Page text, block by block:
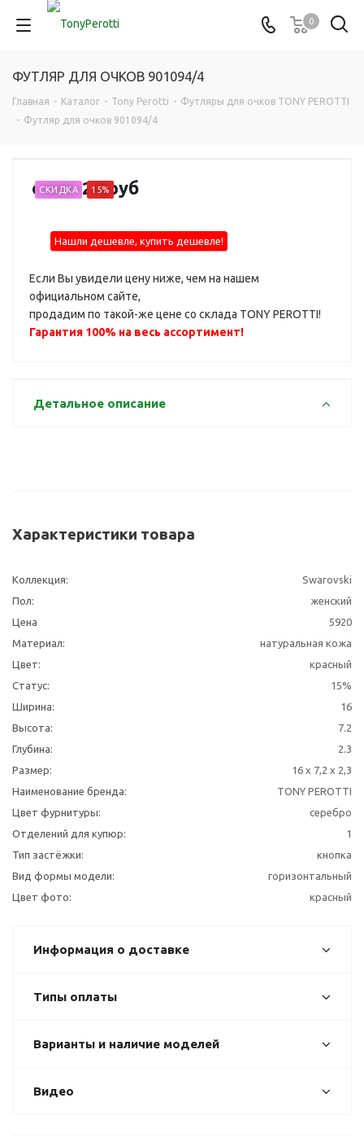
0
ФУТЛЯР ДЛЯ ОЧКОВ 901094/4
Главная - Каталог - Tony Perotti - Футляры для очков TONY PEROTTI
- Футляр для очков 901094/4
СКИДКА 15%
от6 020 руб
Нашли дешевле, купить дешевле!
Если Вы увидели цену ниже, чем на нашем
официальном сайте,
продадим по такой-же цене со склада TONY PEROTTI!
Гарантия 100% на весь ассортимент!
Детальное описание
Характеристики товара
Коллекция:
Swarovski
Пол:
женский
Цена
5920
Материал:
натуральная кожа
Цвет:
красный
Статус:
15%
Ширина:
16
Высота:
7.2
Глубина:
2.3
Размер:
16 x 7,2 x 2,3
Наименование бренда:
TONY PEROTTI
Цвет фурнитуры:
серебро
Отделений для купюр:
1
Тип застёжки:
кнопка
Вид формы модели:
горизонтальный
Цвет фото:
красный
Информация о доставке
Типы оплаты
Варианты и наличие моделей
Видео